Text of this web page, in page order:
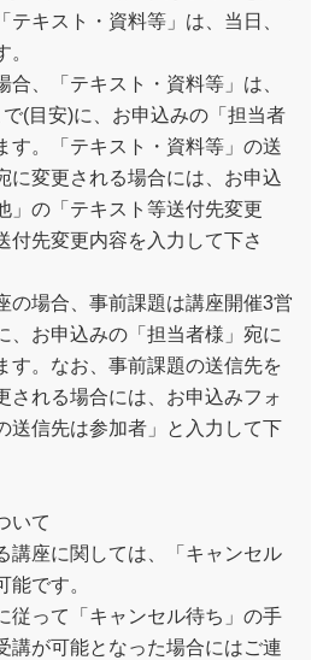
テキスト・資料等」は、当日、
。
合、「テキスト・資料等」は、
(目安)に、お申込みの「担当者
す。「テキスト・資料等」の送
に変更される場合には、お申込
」の「テキスト等送付先変更
付先変更内容を入力して下さ
の場合、事前課題は講座開催3営
、お申込みの「担当者様」宛に
す。なお、事前課題の送信先を
される場合には、お申込みフォ
送信先は参加者」と入力して下
いて
講座に関しては、「キャンセル
能です。
従って「キャンセル待ち」の手
講が可能となった場合にはご連